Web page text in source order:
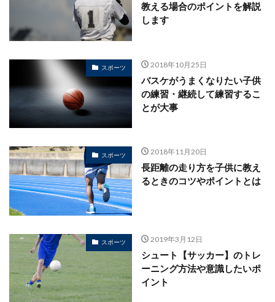
教える場合のポイントを解説
します
スポーツ 2018年10月25日
バスケがうまくなりたい子供
の練習・継続して練習するこ
とが大事
スポーツ 2018年11月20日
長距離の走り方を子供に教え
るときのコツやポイントとは
スポーツ 2019年3月12日
シュート【サッカー】のトレ
ーニング方法や意識したいポ
イント